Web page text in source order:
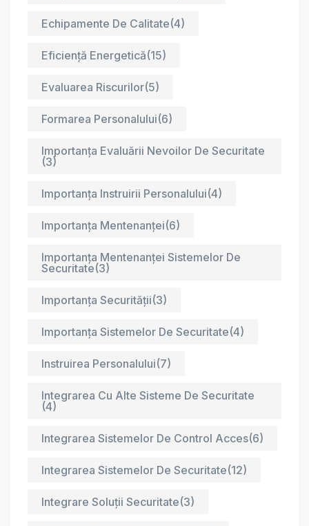
Echipamente De Calitate(4)
Eficiență Energetică(15)
Evaluarea Riscurilor(5)
Formarea Personalului(6)
Importanța Evaluării Nevoilor De Securitate
(3)
Importanța Instruirii Personalului(4)
Importanța Mentenanței(6)
Importanța Mentenanței Sistemelor De
Securitate(3)
Importanța Securității(3)
Importanța Sistemelor De Securitate(4)
Instruirea Personalului(7)
Integrarea Cu Alte Sisteme De Securitate
(4)
Integrarea Sistemelor De Control Acces(6)
Integrarea Sistemelor De Securitate(12)
Integrare Soluții Securitate(3)